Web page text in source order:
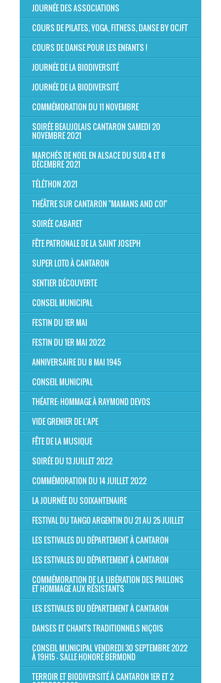
JOURNÉE DES ASSOCIATIONS
COURS DE PILATES, YOGA, FITNESS, DANSE BY OCJFT
COURS DE DANSE POUR LES ENFANTS !
JOURNÉE DE LA BIODIVERSITÉ
JOURNÉE DE LA BIODIVERSITÉ
COMMÉMORATION DU 11 NOVEMBRE
SOIRÉE BEAUJOLAIS CANTARON SAMEDI 20
NOVEMBRE 2021
MARCHÉS DE NOEL EN ALSACE DU SUD 4 ET 8
DÉCEMBRE 2021
TÉLÉTHON 2021
THÉÂTRE SUR CANTARON "MAMANS AND CO!"
SOIRÉE CABARET
FÊTE PATRONALE DE LA SAINT JOSEPH
SUPER LOTO À CANTARON
SENTIER DÉCOUVERTE
CONSEIL MUNICIPAL
FESTIN DU 1ER MAI
FESTIN DU 1ER MAI 2022
ANNIVERSAIRE DU 8 MAI 1945
CONSEIL MUNICIPAL
THÉATRE: HOMMAGE À RAYMOND DEVOS
VIDE GRENIER DE L'APE
FÊTE DE LA MUSIQUE
SOIRÉE DU 13 JUILLET 2022
COMMÉMORATION DU 14 JUILLET 2022
LA JOURNÉE DU SOIXANTENAIRE
FESTIVAL DU TANGO ARGENTIN DU 21 AU 25 JUILLET
LES ESTIVALES DU DÉPARTEMENT À CANTARON
LES ESTIVALES DU DÉPARTEMENT À CANTARON
COMMÉMORATION DE LA LIBÉRATION DES PAILLONS
ET HOMMAGE AUX RÉSISTANTS
LES ESTIVALES DU DÉPARTEMENT À CANTARON
DANSES ET CHANTS TRADITIONNELS NIÇOIS
CONSEIL MUNICIPAL VENDREDI 30 SEPTEMBRE 2022
À 19H15 - SALLE HONORÉ BERMOND
TERROIR ET BIODIVERSITÉ À CANTARON 1ER ET 2